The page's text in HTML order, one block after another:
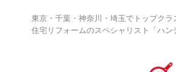
東京・千葉・神奈川・埼玉でトップクラ
住宅リフォームのスペシャリスト「ハン